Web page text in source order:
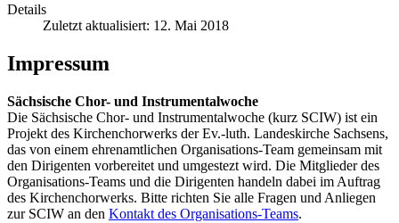
Details
Zuletzt aktualisiert: 12. Mai 2018
Impressum
Sächsische Chor- und Instrumentalwoche
Die Sächsische Chor- und Instrumentalwoche (kurz SCIW) ist ein
Projekt des Kirchenchorwerks der Ev.-luth. Landeskirche Sachsens,
das von einem ehrenamtlichen Organisations-Team gemeinsam mit
den Dirigenten vorbereitet und umgestezt wird. Die Mitglieder des
Organisations-Teams und die Dirigenten handeln dabei im Auftrag
des Kirchenchorwerks. Bitte richten Sie alle Fragen und Anliegen
zur SCIW an den Kontakt des Organisations-Teams.